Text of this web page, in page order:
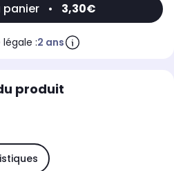
panier • 3,30€
:2 ans
produit